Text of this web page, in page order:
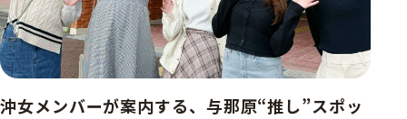
沖女メンバーが案内する、与那原“推し”スポッ